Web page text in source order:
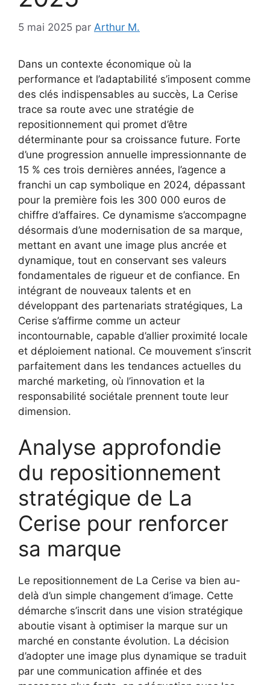
5 mai 2025 par Arthur M.
Dans un contexte économique où la
performance et l’adaptabilité s’imposent comme
des clés indispensables au succès, La Cerise
trace sa route avec une stratégie de
repositionnement qui promet d’être
déterminante pour sa croissance future. Forte
d’une progression annuelle impressionnante de
15 % ces trois dernières années, l’agence a
franchi un cap symbolique en 2024, dépassant
pour la première fois les 300 000 euros de
chiffre d’affaires. Ce dynamisme s’accompagne
désormais d’une modernisation de sa marque,
mettant en avant une image plus ancrée et
dynamique, tout en conservant ses valeurs
fondamentales de rigueur et de confiance. En
intégrant de nouveaux talents et en
développant des partenariats stratégiques, La
Cerise s’affirme comme un acteur
incontournable, capable d’allier proximité locale
et déploiement national. Ce mouvement s’inscrit
parfaitement dans les tendances actuelles du
marché marketing, où l’innovation et la
responsabilité sociétale prennent toute leur
dimension.
Analyse approfondie
du repositionnement
stratégique de La
Cerise pour renforcer
sa marque
Le repositionnement de La Cerise va bien au-
delà d’un simple changement d’image. Cette
démarche s’inscrit dans une vision stratégique
aboutie visant à optimiser la marque sur un
marché en constante évolution. La décision
d’adopter une image plus dynamique se traduit
par une communication affinée et des